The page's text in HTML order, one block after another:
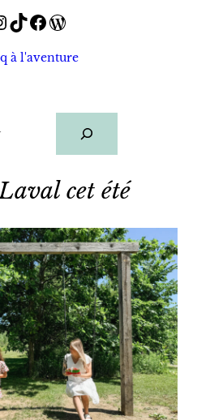
TikTok
Facebook
WordPress
à l'aventure
cet été